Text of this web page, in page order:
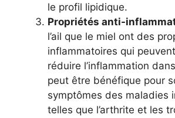
le profil lipidique.
Propriétés anti-
l’ail que le miel ont des
inflammatoires qui
réduire l’inflammation
peut être bénéfique pour
symptômes des maladies
telles que l’arthrite et les